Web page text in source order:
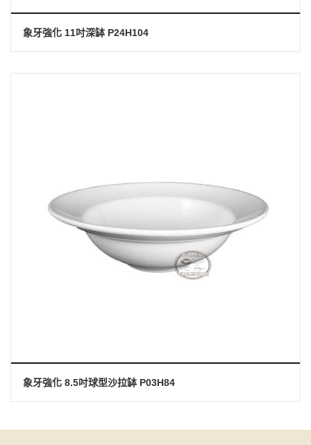
象牙強化 11吋深缽 P24H104
象牙強化 8.5吋球型沙拉缽 P03H84